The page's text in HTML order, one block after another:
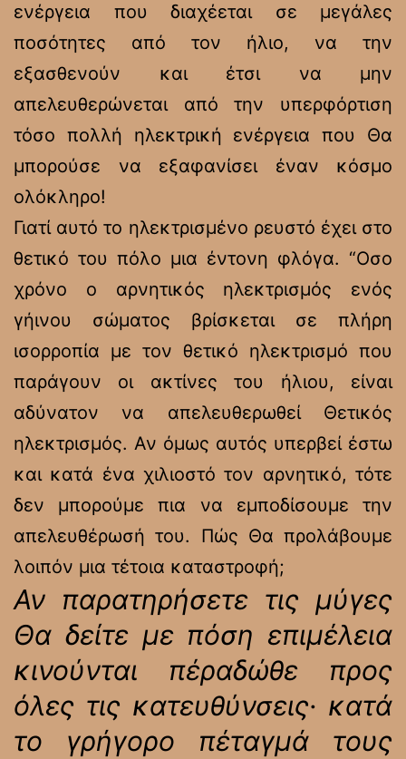
ενέργεια που διαχέεται σε μεγάλες
ποσότητες από τον ήλιο, να την
εξασθενούν και έτσι να μην
απελευθερώνεται από την υπερφόρτιση
τόσο πολλή ηλεκτρική ενέργεια που Θα
μπορούσε να εξαφανίσει έναν κόσμο
ολόκληρο!
Γιατί αυτό το ηλεκτρισμένο ρευστό έχει στο
θετικό του πόλο μια έντονη φλόγα. “Οσο
χρόνο ο αρνητικός ηλεκτρισμός ενός
γήινου σώματος βρίσκεται σε πλήρη
ισορροπία με τον θετικό ηλεκτρισμό που
παράγουν οι ακτίνες του ήλιου, είναι
αδύνατον να απελευθερωθεί Θετικός
ηλεκτρισμός. Αν όμως αυτός υπερβεί έστω
και κατά ένα χιλιοστό τον αρνητικό, τότε
δεν μπορούμε πια να εμποδίσουμε την
απελευθέρωσή του. Πώς Θα προλάβουμε
λοιπόν μια τέτοια καταστροφή;
Αν παρατηρήσετε τις μύγες
Θα δείτε με πόση επιμέλεια
κινούνται πέραδώθε προς
όλες τις κατευθύνσεις· κατά
το γρήγορο πέταγμά τους